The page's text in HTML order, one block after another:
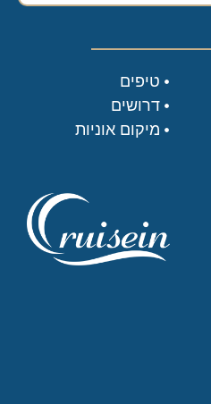
טיפים
דרושים
מיקום אוניות